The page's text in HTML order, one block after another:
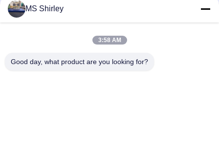
Jembatan Timbang
Jembatan Timbang
Truk
Timbangan
MS Shirley
3:58 AM
Good day, what product are you looking for?